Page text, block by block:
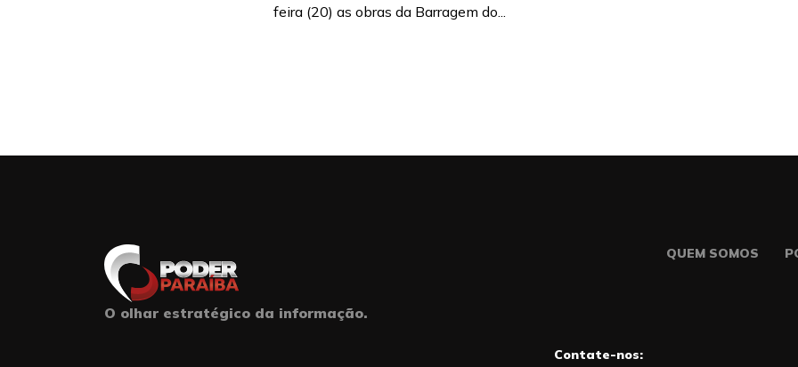
feira (20) as obras da Barragem do...
O olhar estratégico da informação.
QUEM SOMOS
Contate-nos: